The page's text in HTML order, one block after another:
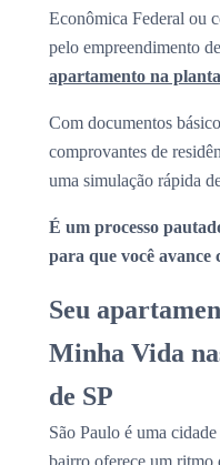
Econômica Federal ou
pelo empreendimento
apartamento na planta
Com documentos
comprovantes de
uma simulação rápida
É um processo
para que você avance
Seu
Minha Vida
de SP
São Paulo é uma
bairro oferece um ritmo